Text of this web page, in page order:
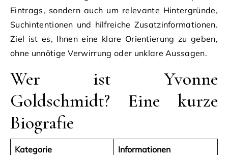
Eintrags, sondern auch um relevante Hintergründe,
Suchintentionen und hilfreiche Zusatzinformationen.
Ziel ist es, Ihnen eine klare Orientierung zu geben,
ohne unnötige Verwirrung oder unklare Aussagen.
Wer ist Yvonne
Goldschmidt? Eine kurze
Biografie
Kategorie Informationen